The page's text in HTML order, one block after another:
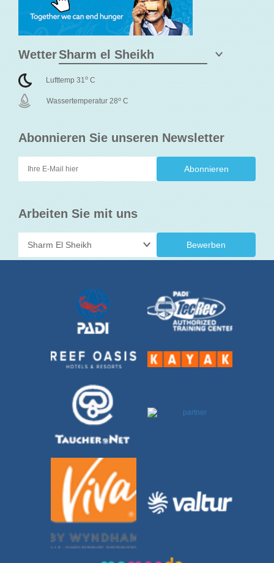
Abonnieren Sie unseren Newsletter
Arbeiten Sie mit uns
Bewerben
Wetter
Lufttemp 31 o C
Wassertemperatur 28o C